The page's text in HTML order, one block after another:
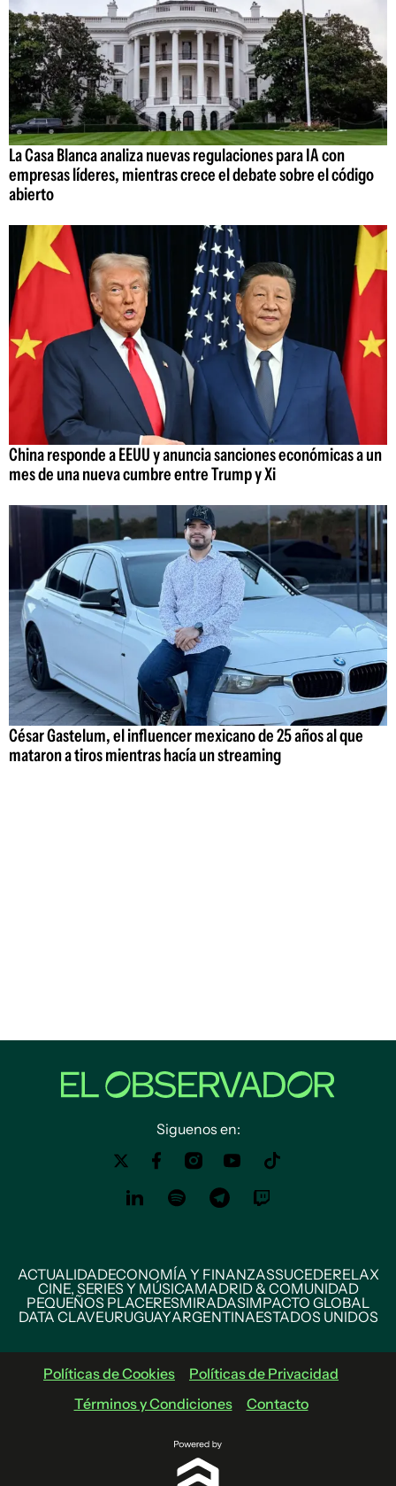
La Casa Blanca analiza nuevas regulaciones para IA con
empresas líderes, mientras crece el debate sobre el código
abierto
China responde a EEUU y anuncia sanciones económicas a un
mes de una nueva cumbre entre Trump y Xi
César Gastelum, el influencer mexicano de 25 años al que
mataron a tiros mientras hacía un streaming
Siguenos en:
ACTUALIDADECONOMÍA Y FINANZASSUCEDERELAX
CINE, SERIES Y MÚSICAMADRID & COMUNIDAD
PEQUEÑOS PLACERESMIRADASIMPACTO GLOBAL
DATA CLAVEURUGUAYARGENTINAESTADOS UNIDOS
Políticas de Cookies
Políticas de Privacidad
Términos y Condiciones
Contacto